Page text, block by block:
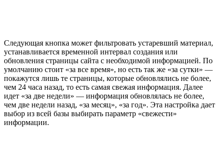
Следующая кнопка может фильтровать устаревший материал,
устанавливается временной интервал создания или
обновления страницы сайта с необходимой информацией. По
умолчанию стоит «за все время», но есть так же «за сутки» —
покажутся лишь те страницы, которые обновлялись не более,
чем 24 часа назад, то есть самая свежая информация. Далее
идет «за две недели» — информация обновлялась не более,
чем две недели назад, «за месяц», «за год». Эта настройка дает
выбор из всей базы выбирать параметр «свежести»
информации.